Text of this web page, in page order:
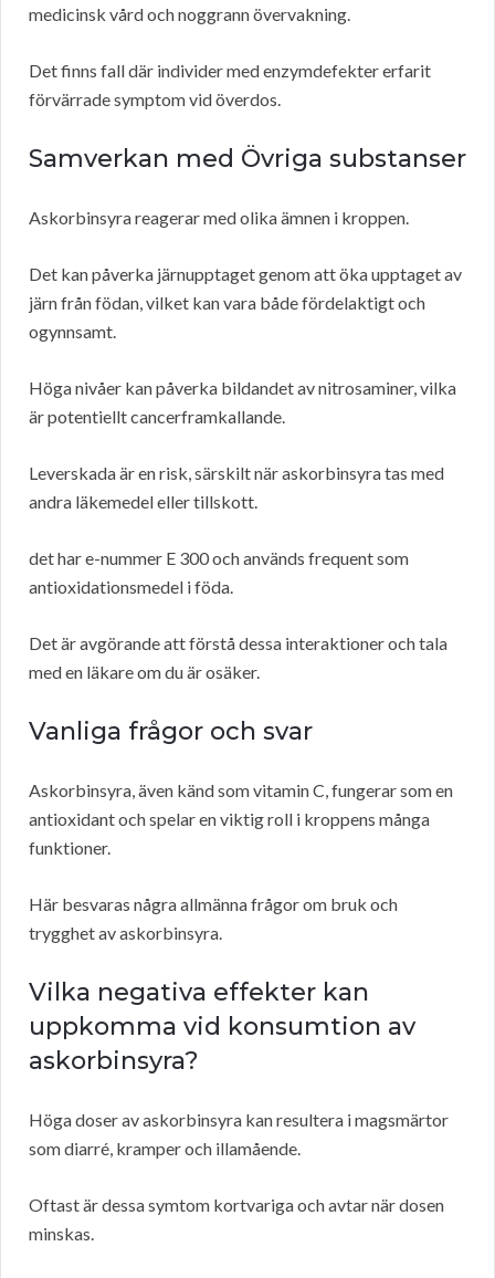
medicinsk vård och noggrann övervakning.
Det finns fall där individer med enzymdefekter erfarit
förvärrade symptom vid överdos.
Samverkan med Övriga substanser
Askorbinsyra reagerar med olika ämnen i kroppen.
Det kan påverka järnupptaget genom att öka upptaget av
järn från födan, vilket kan vara både fördelaktigt och
ogynnsamt.
Höga nivåer kan påverka bildandet av nitrosaminer, vilka
är potentiellt cancerframkallande.
Leverskada är en risk, särskilt när askorbinsyra tas med
andra läkemedel eller tillskott.
det har e-nummer E 300 och används frequent som
antioxidationsmedel i föda.
Det är avgörande att förstå dessa interaktioner och tala
med en läkare om du är osäker.
Vanliga frågor och svar
Askorbinsyra, även känd som vitamin C, fungerar som en
antioxidant och spelar en viktig roll i kroppens många
funktioner.
Här besvaras några allmänna frågor om bruk och
trygghet av askorbinsyra.
Vilka negativa effekter kan
uppkomma vid konsumtion av
askorbinsyra?
Höga doser av askorbinsyra kan resultera i magsmärtor
som diarré, kramper och illamående.
Oftast är dessa symtom kortvariga och avtar när dosen
minskas.